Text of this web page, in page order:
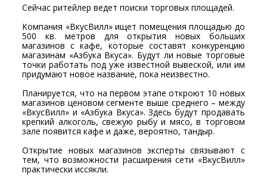
Сейчас ритейлер ведет поиски торговых площадей.
Компания «ВкусВилл» ищет помещения площадью до
500 кв. метров для открытия новых больших
магазинов с кафе, которые составят конкуренцию
магазинам «Азбука Вкуса». Будут ли новые торговые
точки работать под уже известной вывеской, или им
придумают новое название, пока неизвестно.
Планируется, что на первом этапе откроют 10 новых
магазинов ценовом сегменте выше среднего – между
«ВкусВилл» и «Азбука Вкуса». Здесь будут продавать
крепкий алкоголь, свежую рыбу и мясо, в торговом
зале появится кафе и даже, вероятно, тандыр.
Открытие новых магазинов эксперты связывают с
тем, что возможности расширения сети «ВкусВилл»
практически иссякли.